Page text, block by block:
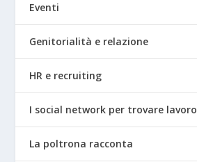
Eventi
Genitorialità e relazione
HR e recruiting
I social network per trovare lavoro
La poltrona racconta